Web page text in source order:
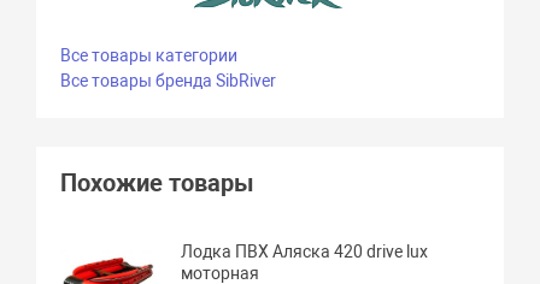
Все товары категории
Все товары бренда SibRiver
Похожие товары
Лодка ПВХ Аляска 420 drive lux
моторная